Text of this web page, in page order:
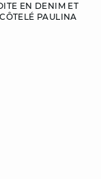
EN DENIM ET
PAULINA